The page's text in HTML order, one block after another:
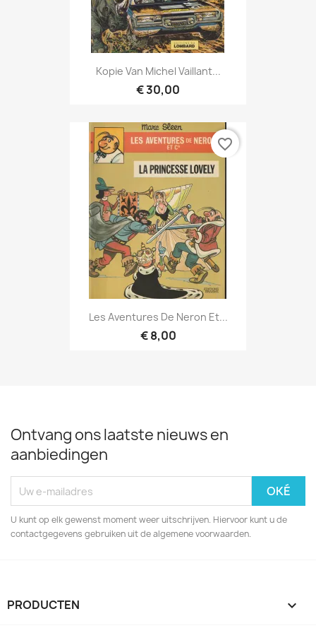
Kopie Van Michel Vaillant...
€ 30,00
Les Aventures De Neron Et...
€ 8,00
favorite_border
Ontvang ons laatste nieuws en
aanbiedingen
U kunt op elk gewenst moment weer uitschrijven. Hiervoor kunt u de
contactgegevens gebruiken uit de algemene voorwaarden.
PRODUCTEN 